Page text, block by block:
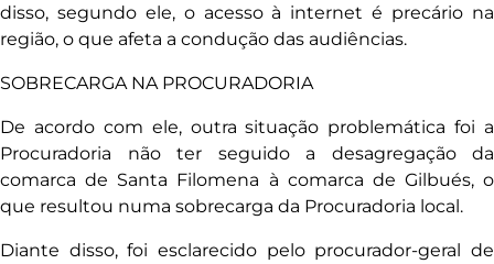
disso, segundo ele, o acesso à internet é precário na
região, o que afeta a condução das audiências.
SOBRECARGA NA PROCURADORIA
De acordo com ele, outra situação problemática foi a
Procuradoria não ter seguido a desagregação da
comarca de Santa Filomena à comarca de Gilbués, o
que resultou numa sobrecarga da Procuradoria local.
Diante disso, foi esclarecido pelo procurador-geral de